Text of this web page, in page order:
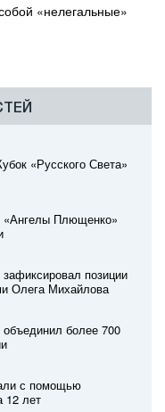
«нелегальные»
«Русского Света»
«Ангелы Плющенко»
зафиксировал позиции
Олега Михайлова
более 700
с помощью
12 лет